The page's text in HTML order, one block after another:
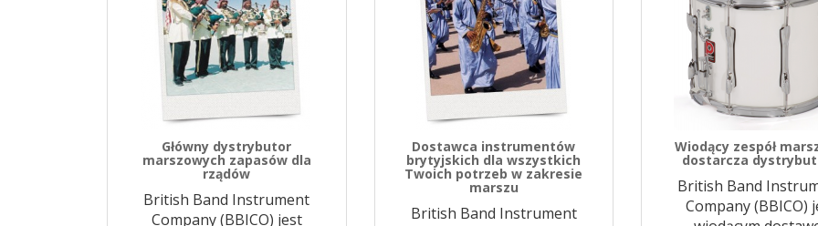
Główny dystrybutor
marszowych zapasów dla
rządów
British Band Instrument
Company (BBICO) jest
Dostawca instrumentów
brytyjskich dla wszystkich
Twoich potrzeb w zakresie
marszu
British Band Instrument
Wiodący zespół
dostarcza
British Band
Company (BBICO)